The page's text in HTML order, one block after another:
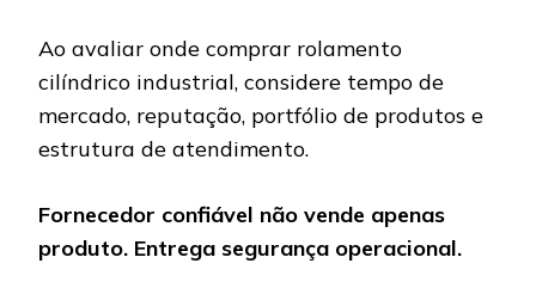
Ao avaliar onde comprar rolamento
cilíndrico industrial, considere tempo de
mercado, reputação, portfólio de produtos e
estrutura de atendimento.
Fornecedor confiável não vende apenas
produto. Entrega segurança operacional.